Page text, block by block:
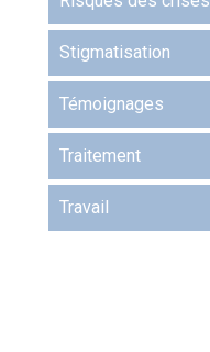
Stigmatisation
Témoignages
Traitement
Travail